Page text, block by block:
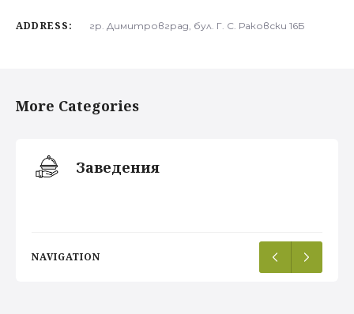
ADDRESS: гр. Димитровград, бул. Г. С. Раковски 16Б
More Categories
Заведения
NAVIGATION